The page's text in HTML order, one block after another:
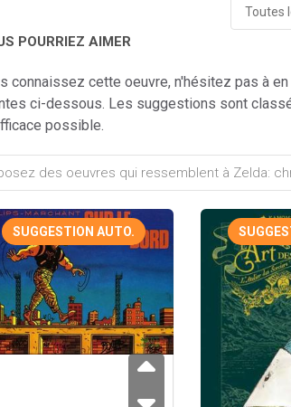
Toutes
POURRIEZ AIMER
connaissez cette oeuvre, n'hésitez pas à
ci-dessous. Les suggestions sont
possible.
SUGGESTION AUTO.